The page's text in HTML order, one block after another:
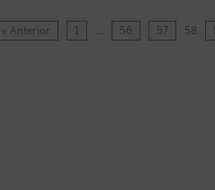
« Anterior 1 … 56 57 58